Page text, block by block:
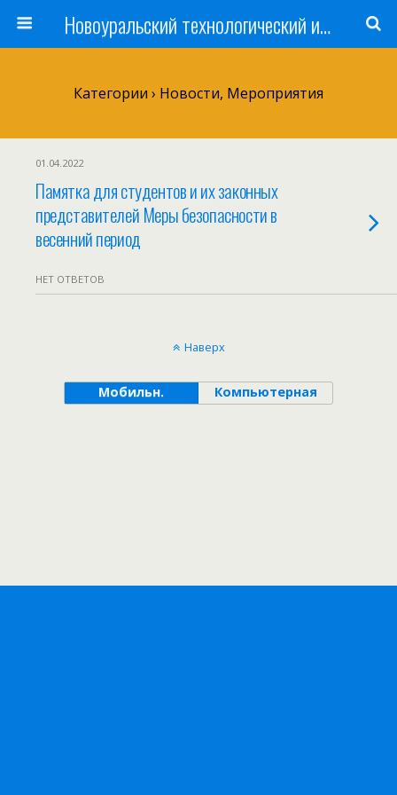
Новоуральский технологический институт НИЯУ МИФИ
Категории › Новости, Мероприятия
01.04.2022
Памятка для студентов и их законных
представителей Меры безопасности в
весенний период
НЕТ ОТВЕТОВ
Наверх
Мобильн. Компьютерная